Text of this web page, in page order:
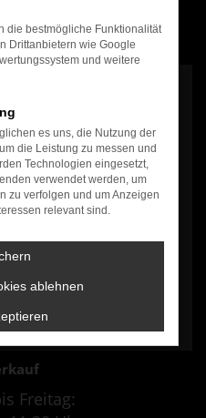
zu laden. Dabei
werden. Wenn Sie damit
Sie bitte auf "Bestätigen".
Freitag:
die bestmögliche Funktionalität
Drittanbietern wie Google
und weitere
es uns, die Nutzung der
die Leistung zu messen und
Technologien eingesetzt,
verwendet werden, um
zu verfolgen und um Anzeigen
relevant sind.
ablehnen